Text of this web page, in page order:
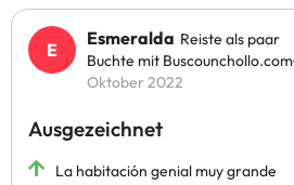
Esmeralda Reiste als paar
Buchte mit Buscounchollo.com
Oktober 2022
Ausgezeichnet
La habitación genial muy grande